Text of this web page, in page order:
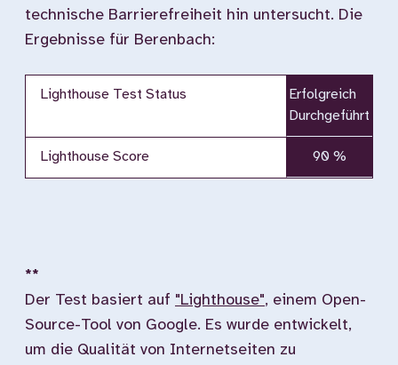
technische Barrierefreiheit hin untersucht. Die
Ergebnisse für Berenbach:
Lighthouse Test Status
Erfolgreich
Durchgeführt
Lighthouse Score 90 %
**
Der Test basiert auf "Lighthouse", einem Open-
Source-Tool von Google. Es wurde entwickelt,
um die Qualität von Internetseiten zu